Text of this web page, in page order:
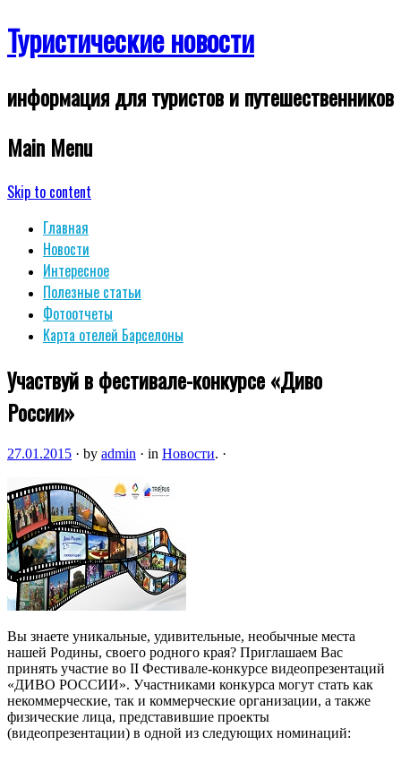
Туристические новости
информация для туристов и путешественников
Main Menu
Skip to content
Главная
Новости
Интересное
Полезные статьи
Фотоотчеты
Карта отелей Барселоны
Участвуй в фестивале-конкурсе «Диво
России»
27.01.2015 · by admin · in Новости. ·
Вы знаете уникальные, удивительные, необычные места
нашей Родины, своего родного края? Приглашаем Вас
принять участие во II Фестивале-конкурсе видеопрезентаций
«ДИВО РОССИИ». Участниками конкурса могут стать как
некоммерческие, так и коммерческие организации, а также
физические лица, представившие проекты
(видеопрезентации) в одной из следующих номинаций: